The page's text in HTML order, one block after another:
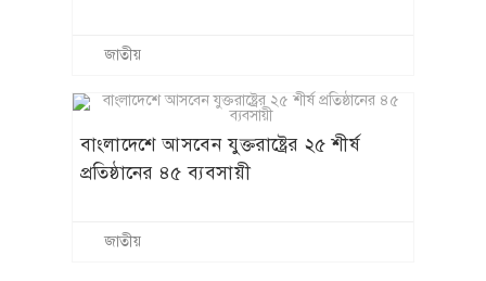
জাতীয়
বাংলাদেশে আসবেন যুক্তরাষ্ট্রের ২৫ শীর্ষ
প্রতিষ্ঠানের ৪৫ ব্যবসায়ী
জাতীয়